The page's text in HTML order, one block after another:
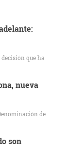
que ha
nueva
de
son